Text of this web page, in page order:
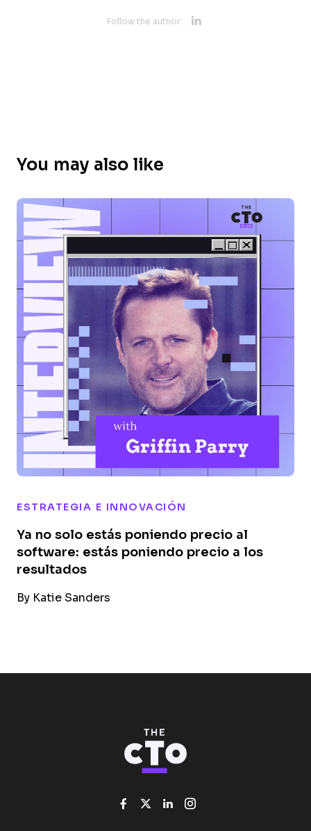
Follow the author:
You may also like
ESTRATEGIA E INNOVACIÓN
Ya no solo estás poniendo precio al
software: estás poniendo precio a los
resultados
By Katie Sanders
Like us on Facebook
Follow us on Twitter
Add us on
Follow us on